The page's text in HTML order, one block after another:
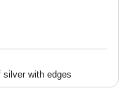
silver with edges